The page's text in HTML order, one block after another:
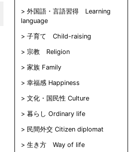
外国語・言語習得 Learning
language
子育て Child-raising
宗教 Religion
家族 Family
幸福感 Happiness
文化・国民性 Culture
暮らし Ordinary life
民間外交 Citizen diplomat
生き方 Way of life